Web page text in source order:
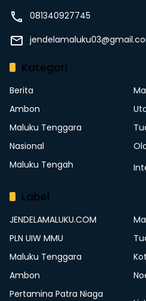
081340927745
Kategori
Berita
Ambon
Maluku Tenggara
Nasional
Maluku Tengah
Label
JENDELAMALUKU.COM
PLN UIW MMU
Maluku Tenggara
Ambon
Pertamina Patra Niaga